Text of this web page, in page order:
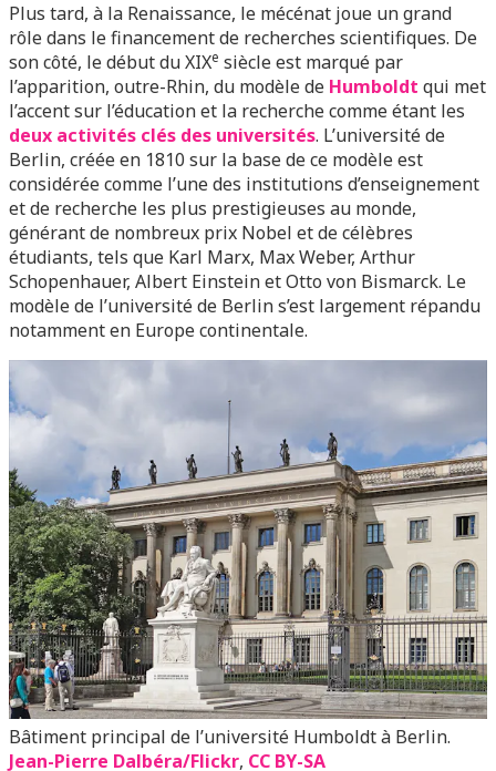
Plus tard, à la Renaissance, le mécénat joue un grand
rôle dans le financement de recherches scientifiques. De
son côté, le début du XIXe siècle est marqué par
l’apparition, outre-Rhin, du modèle de Humboldt qui met
l’accent sur l’éducation et la recherche comme étant les
deux activités clés des universités. L’université de
Berlin, créée en 1810 sur la base de ce modèle est
considérée comme l’une des institutions d’enseignement
et de recherche les plus prestigieuses au monde,
générant de nombreux prix Nobel et de célèbres
étudiants, tels que Karl Marx, Max Weber, Arthur
Schopenhauer, Albert Einstein et Otto von Bismarck. Le
modèle de l’université de Berlin s’est largement répandu
notamment en Europe continentale.
Bâtiment principal de l’université Humboldt à Berlin.
Jean-Pierre Dalbéra/Flickr, CC BY-SA